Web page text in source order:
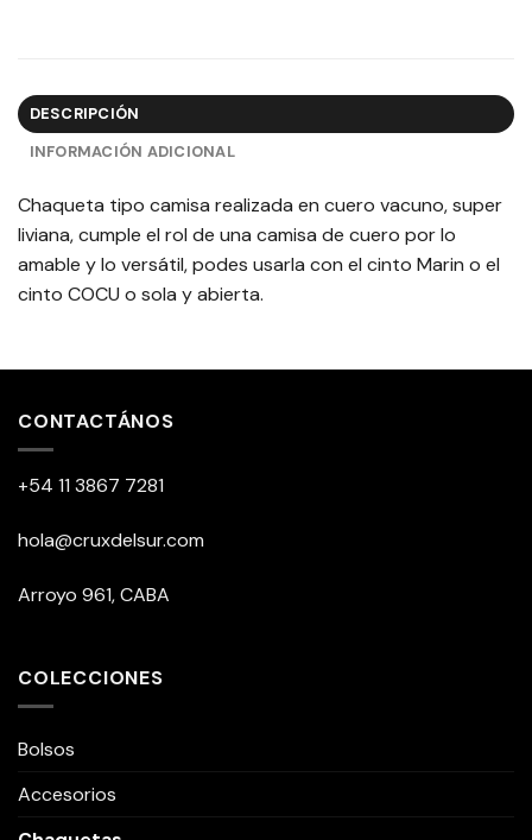
DESCRIPCIÓN
INFORMACIÓN ADICIONAL
Chaqueta tipo camisa realizada en cuero vacuno, super
liviana, cumple el rol de una camisa de cuero por lo
amable y lo versátil, podes usarla con el cinto Marin o el
cinto COCU o sola y abierta.
CONTACTÁNOS
+54 11 3867 7281
hola@cruxdelsur.com
Arroyo 961, CABA
COLECCIONES
Bolsos
Accesorios